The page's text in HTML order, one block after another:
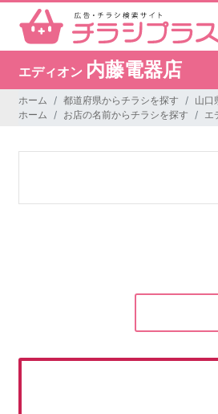
エディオン 内藤電器店
ホーム 都道府県からチラシを探す 山口
ホーム
お店の名前からチラシを探す エ